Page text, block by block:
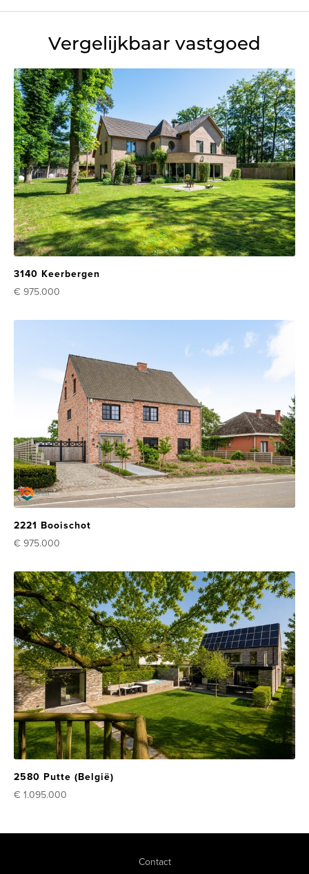
Vergelijkbaar vastgoed
3140 Keerbergen
€ 975.000
2221 Booischot
€ 975.000
2580 Putte (België)
€ 1.095.000
Contact